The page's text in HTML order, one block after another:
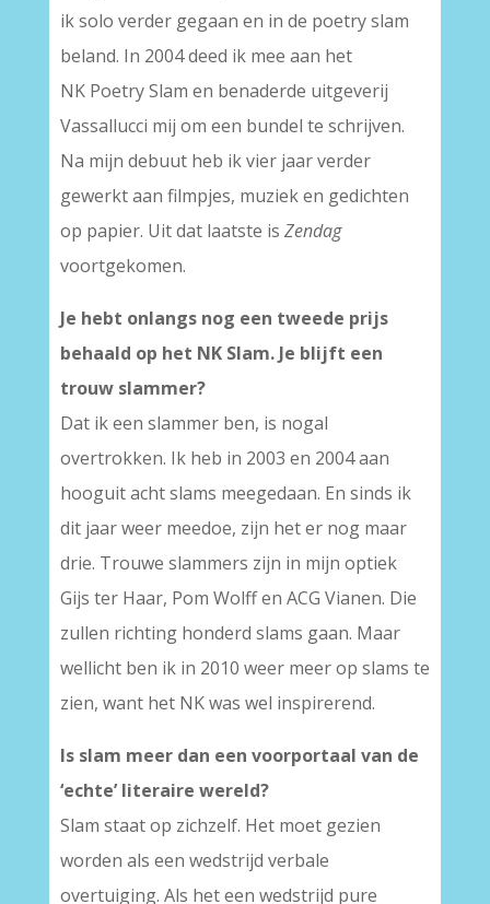
ik solo verder gegaan en in de poetry slam
beland. In 2004 deed ik mee aan het
NK Poetry Slam en benaderde uitgeverij
Vassallucci mij om een bundel te schrijven.
Na mijn debuut heb ik vier jaar verder
gewerkt aan filmpjes, muziek en gedichten
op papier. Uit dat laatste is Zendag
voortgekomen.
Je hebt onlangs nog een tweede prijs
behaald op het NK Slam. Je blijft een
trouw slammer?
Dat ik een slammer ben, is nogal
overtrokken. Ik heb in 2003 en 2004 aan
hooguit acht slams meegedaan. En sinds ik
dit jaar weer meedoe, zijn het er nog maar
drie. Trouwe slammers zijn in mijn optiek
Gijs ter Haar, Pom Wolff en ACG Vianen. Die
zullen richting honderd slams gaan. Maar
wellicht ben ik in 2010 weer meer op slams te
zien, want het NK was wel inspirerend.
Is slam meer dan een voorportaal van de
‘echte’ literaire wereld?
Slam staat op zichzelf. Het moet gezien
worden als een wedstrijd verbale
overtuiging. Als het een wedstrijd pure